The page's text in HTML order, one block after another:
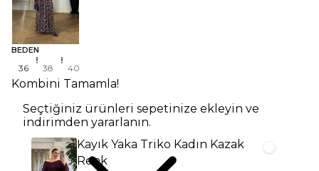
BEDEN
36 38 40
Kombini Tamamla!
Seçtiğiniz ürünleri sepetinize ekleyin ve
indirimden yararlanın.
Kayık Yaka Triko Kadın Kazak
Renk